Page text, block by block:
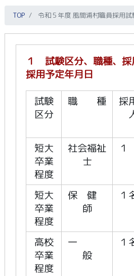
TOP 令和５年度 風間浦村職員採用試
１ 試験区分、職種、採
採用予定年月日
試験
区分
職 種
採
短大
卒業
程度
社会福祉
士
短大
卒業
程度
保 健
師
１
高校
卒業
程度
一
般
１